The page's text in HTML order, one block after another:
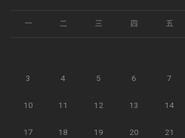
一 二 三 四 五
3 4 5 6 7
10 11 12 13 14
17 18 19 20 21